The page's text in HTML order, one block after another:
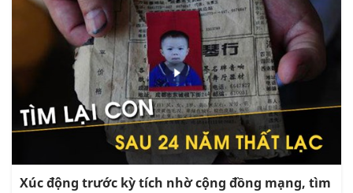
Xúc động trước kỳ tích nhờ cộng đồng mạng, tìm